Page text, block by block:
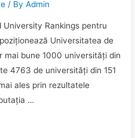
/ ByAdmin
University Rankings pentru
Universitatea de
mai bune 1000 universități din
4763 de universități din 151
ales prin rezultatele
…